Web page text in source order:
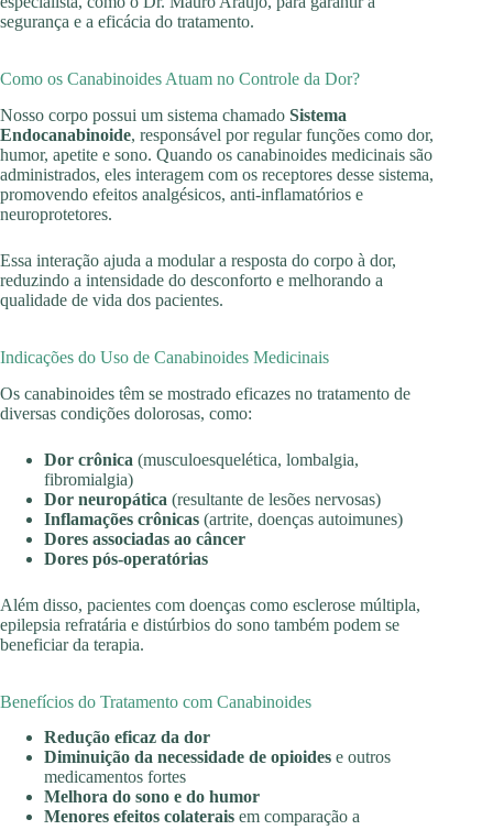
segurança e a eficácia do tratamento.
Como os Canabinoides Atuam no Controle da Dor?
Nosso corpo possui um sistema chamado Sistema
Endocanabinoide, responsável por regular funções como dor,
humor, apetite e sono. Quando os canabinoides medicinais são
administrados, eles interagem com os receptores desse sistema,
promovendo efeitos analgésicos, anti-inflamatórios e
neuroprotetores.
Essa interação ajuda a modular a resposta do corpo à dor,
reduzindo a intensidade do desconforto e melhorando a
qualidade de vida dos pacientes.
Indicações do Uso de Canabinoides Medicinais
Os canabinoides têm se mostrado eficazes no tratamento de
diversas condições dolorosas, como:
Dor crônica (musculoesquelética, lombalgia,
fibromialgia)
Dor neuropática (resultante de lesões nervosas)
Inflamações crônicas (artrite, doenças autoimunes)
Dores associadas ao câncer
Dores pós-operatórias
Além disso, pacientes com doenças como esclerose múltipla,
epilepsia refratária e distúrbios do sono também podem se
beneficiar da terapia.
Benefícios do Tratamento com Canabinoides
Redução eficaz da dor
Diminuição da necessidade de opioides e outros
medicamentos fortes
Melhora do sono e do humor
Menores efeitos colaterais em comparação a